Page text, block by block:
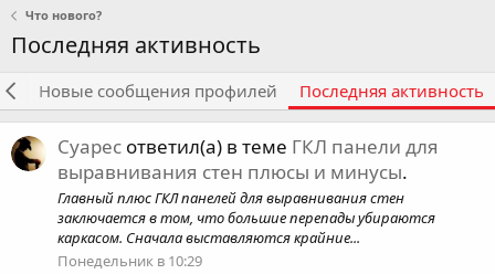
Что нового?
Последняя активность
Новые сообщения профилей Последняя активность
Суарес ответил(а) в теме ГКЛ панели для
выравнивания стен плюсы и минусы.
Главный плюс ГКЛ панелей для выравнивания стен
заключается в том, что большие перепады убираются
каркасом. Сначала выставляются крайние...
Понедельник в 10:29